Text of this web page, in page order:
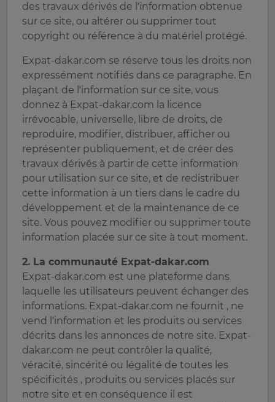
des travaux dérivés de l’information obtenue
sur ce site, ou altérer ou supprimer tout
copyright ou référence à du matériel protégé.
Expat-dakar.com se réserve tous les droits non
expressément notifiés dans ce paragraphe. En
plaçant de l’information sur ce site, vous
donnez à Expat-dakar.com la licence
irrévocable, universelle, libre de droits, de
reproduire, modifier, distribuer, afficher ou
représenter publiquement, et de créer des
travaux dérivés à partir de cette information
pour utilisation sur ce site, et de redistribuer
cette information à un tiers dans le cadre du
développement et de la maintenance de ce
site. Vous pouvez modifier ou supprimer toute
information placée sur ce site à tout moment.
2. La communauté Expat-dakar.com
Expat-dakar.com est une plateforme dans
laquelle les utilisateurs peuvent échanger des
informations. Expat-dakar.com ne fournit , ne
vend l’information et les produits ou services
décrits dans les annonces de notre site. Expat-
dakar.com ne peut contrôler la qualité,
véracité, sincérité ou légalité de toutes les
spécificités , produits ou services placés sur
notre site et en conséquence il est